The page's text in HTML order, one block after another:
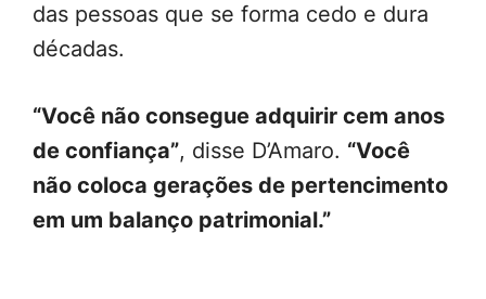
das pessoas que se forma cedo e dura
décadas.
“Você não consegue adquirir cem anos
de confiança”, disse D’Amaro. “Você
não coloca gerações de pertencimento
em um balanço patrimonial.”